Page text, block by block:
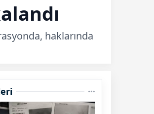
haklarında